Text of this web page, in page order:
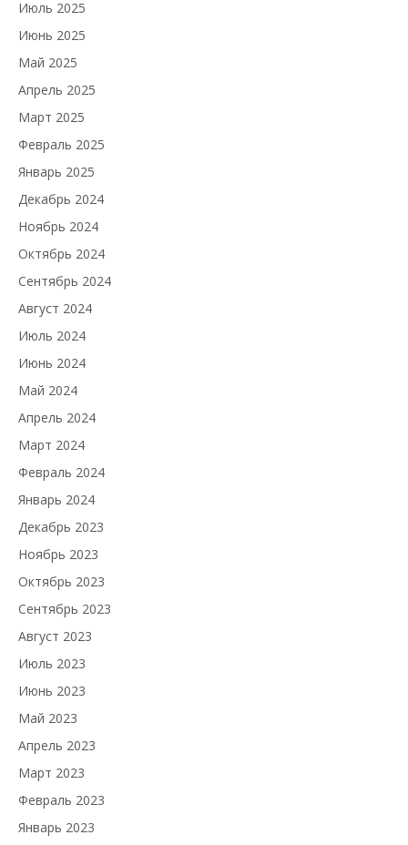
Июль 2025
Июнь 2025
Май 2025
Апрель 2025
Март 2025
Февраль 2025
Январь 2025
Декабрь 2024
Ноябрь 2024
Октябрь 2024
Сентябрь 2024
Август 2024
Июль 2024
Июнь 2024
Май 2024
Апрель 2024
Март 2024
Февраль 2024
Январь 2024
Декабрь 2023
Ноябрь 2023
Октябрь 2023
Сентябрь 2023
Август 2023
Июль 2023
Июнь 2023
Май 2023
Апрель 2023
Март 2023
Февраль 2023
Январь 2023